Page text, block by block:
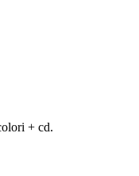
+ cd.